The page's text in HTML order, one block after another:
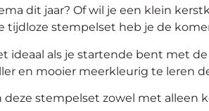
dit jaar? Of wil je een klein
tijdloze stempelset heb je de
ideaal als je startende bent met
en mooier meerkleurig te leren
deze stempelset zowel met alleen